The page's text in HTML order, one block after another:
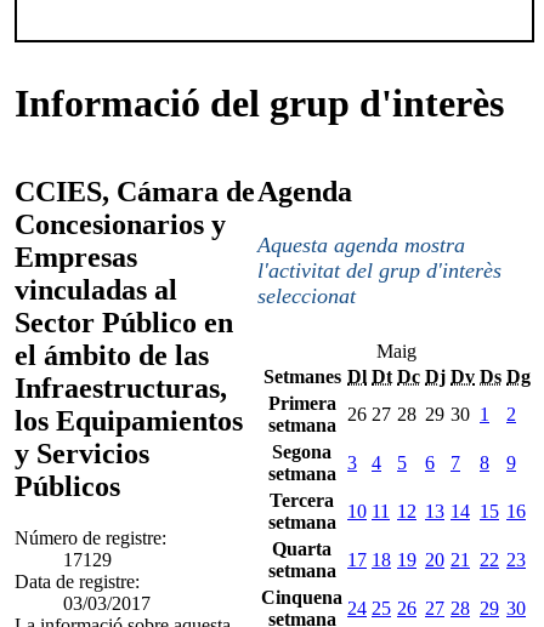
Informació del grup d'interès
CCIES, Cámara de
Concesionarios y
Empresas
vinculadas al
Sector Público en
el ámbito de las
Infraestructuras,
los Equipamientos
y Servicios
Públicos
Número de registre:
17129
Data de registre:
03/03/2017
Agenda
Aquesta agenda mostra
l'activitat del grup d'interès
seleccionat
Maig
Setmanes Dl Dt Dc Dj Dv Ds Dg
Primera
setmana
26 27 28 29 30 1
2
Segona
setmana
3 4 5 6 7 8
9
Tercera
setmana
10 11 12 13 14 15 16
Quarta
setmana
17 18 19 20 21 22 23
Cinquena
setmana
24 25 26 27 28 29 30